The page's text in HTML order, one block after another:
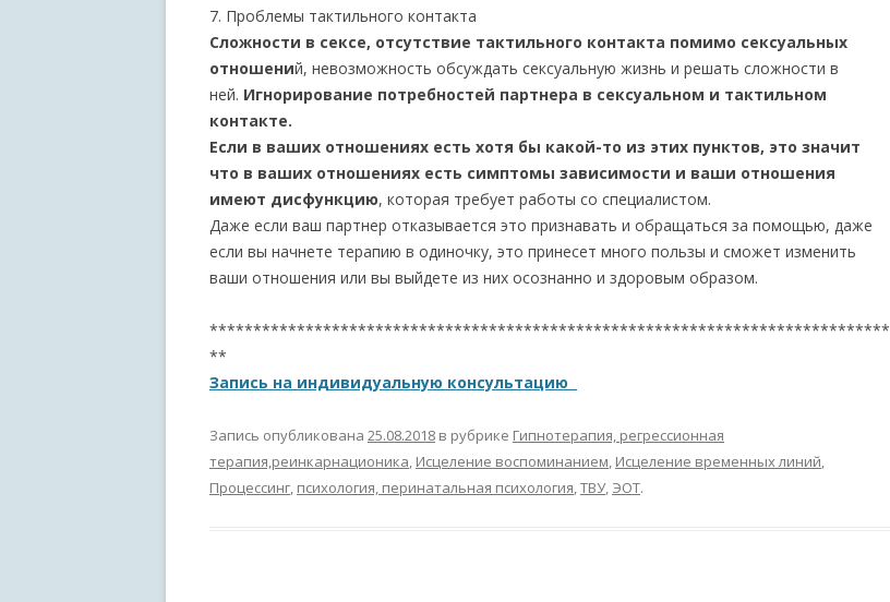
7. Проблемы тактильного контакта
Сложности в сексе, отсутствие тактильного контакта помимо сексуальных
отношений, невозможность обсуждать сексуальную жизнь и решать сложности в
ней. Игнорирование потребностей партнера в сексуальном и тактильном
контакте.
Если в ваших отношениях есть хотя бы какой-то из этих пунктов, это значит
что в ваших отношениях есть симптомы зависимости и ваши отношения
имеют дисфункцию, которая требует работы со специалистом.
Даже если ваш партнер отказывается это признавать и обращаться за помощью, даже
если вы начнете терапию в одиночку, это принесет много пользы и сможет изменить
ваши отношения или вы выйдете из них осознанно и здоровым образом.
******************************************************************************
**
Запись на индивидуальную консультацию
Запись опубликована 25.08.2018 в рубрике Гипнотерапия, регрессионная
терапия,реинкарнационика, Исцеление воспоминанием, Исцеление временных линий,
Процессинг, психология, перинатальная психология,ТВУ, ЭОТ.